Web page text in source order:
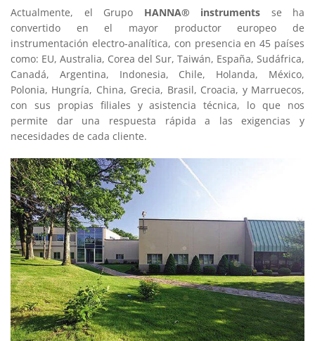
Actualmente, el Grupo HANNA® instruments se ha
convertido en el mayor productor europeo de
instrumentación electro-analítica, con presencia en 45 países
como: EU, Australia, Corea del Sur, Taiwán, España, Sudáfrica,
Canadá, Argentina, Indonesia, Chile, Holanda, México,
Polonia, Hungría, China, Grecia, Brasil, Croacia, y Marruecos,
con sus propias filiales y asistencia técnica, lo que nos
permite dar una respuesta rápida a las exigencias y
necesidades de cada cliente.